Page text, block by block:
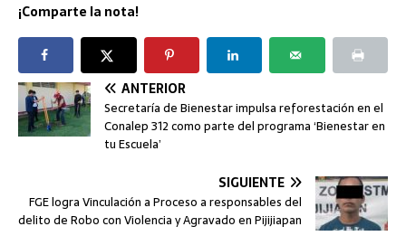
¡Comparte la nota!
ANTERIOR
Secretaría de Bienestar impulsa reforestación en el
Conalep 312 como parte del programa ‘Bienestar en
tu Escuela’
SIGUIENTE
FGE logra Vinculación a Proceso a responsables del
delito de Robo con Violencia y Agravado en Pijijiapan